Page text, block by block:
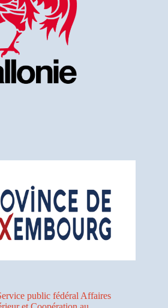
public fédéral Affaires